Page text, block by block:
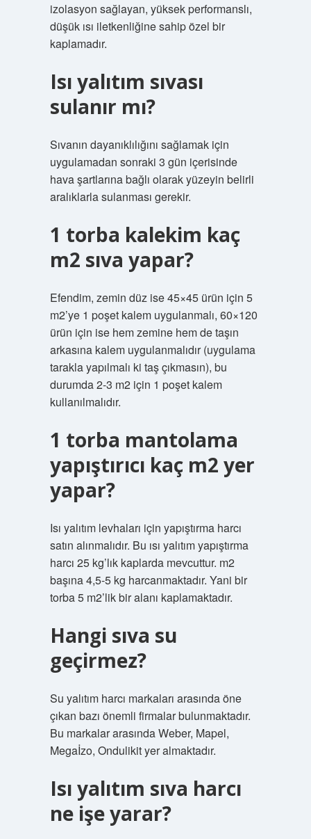
izolasyon sağlayan, yüksek performanslı,
düşük ısı iletkenliğine sahip özel bir
kaplamadır.
Isı yalıtım sıvası
sulanır mı?
Sıvanın dayanıklılığını sağlamak için
uygulamadan sonraki 3 gün içerisinde
hava şartlarına bağlı olarak yüzeyin belirli
aralıklarla sulanması gerekir.
1 torba kalekim kaç
m2 sıva yapar?
Efendim, zemin düz ise 45×45 ürün için 5
m2’ye 1 poşet kalem uygulanmalı, 60×120
ürün için ise hem zemine hem de taşın
arkasına kalem uygulanmalıdır (uygulama
tarakla yapılmalı ki taş çıkmasın), bu
durumda 2-3 m2 için 1 poşet kalem
kullanılmalıdır.
1 torba mantolama
yapıştırıcı kaç m2 yer
yapar?
Isı yalıtım levhaları için yapıştırma harcı
satın alınmalıdır. Bu ısı yalıtım yapıştırma
harcı 25 kg’lık kaplarda mevcuttur. m2
başına 4,5-5 kg ​​harcanmaktadır. Yani bir
torba 5 m2’lik bir alanı kaplamaktadır.
Hangi sıva su
geçirmez?
Su yalıtım harcı markaları arasında öne
çıkan bazı önemli firmalar bulunmaktadır.
Bu markalar arasında Weber, Mapel,
Megaİzo, Ondulikit yer almaktadır.
Isı yalıtım sıva harcı
ne işe yarar?